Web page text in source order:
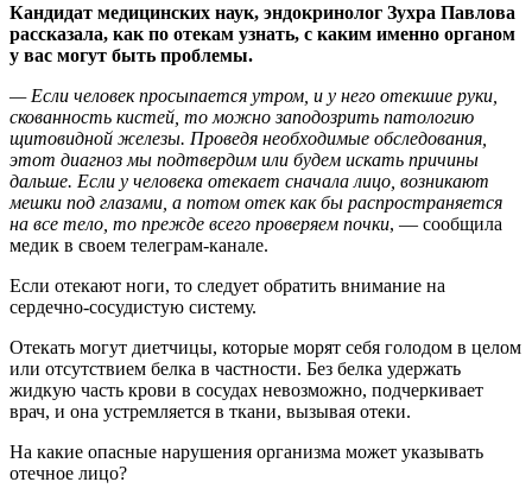
Кандидат медицинских наук, эндокринолог Зухра Павлова
рассказала, как по отекам узнать, с каким именно органом
у вас могут быть проблемы.
— Если человекпросыпается утром, и у него отекшие руки,
скованность кистей, то можно заподозрить патологию
щитовидной железы. Проведя необходимые обследования,
этот диагноз мы подтвердим или будем искать причины
дальше. Если у человека отекает сначала лицо, возникают
мешки под глазами, а потом отек как бы распространяется
на все тело, то прежде всего проверяем почки, — сообщила
медик в своем телеграм-канале.
Если отекают ноги, то следует обратить внимание на
сердечно-сосудистую систему.
Отекать могут диетчицы, которые морят себя голодом в целом
или отсутствием белка в частности. Без белка удержать
жидкую часть крови в сосудах невозможно, подчеркивает
врач, и она устремляется в ткани, вызывая отеки.
На какие опасные нарушения организма может указывать
отечное лицо?